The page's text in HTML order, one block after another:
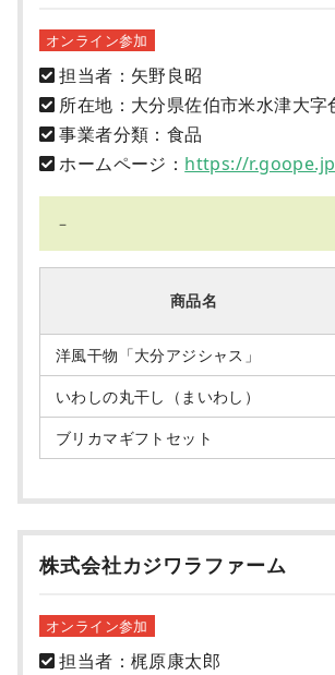
オンライン参加
担当者：矢野良昭
所在地：大分県佐伯市米水津大字
事業者分類：食品
ホームページ： https://
－
商品名
洋風干物「大分アジシャス」
いわしの丸干し（まいわし）
ブリカマギフトセット
株式会社カジワラファーム
オンライン参加
担当者：梶原康太郎